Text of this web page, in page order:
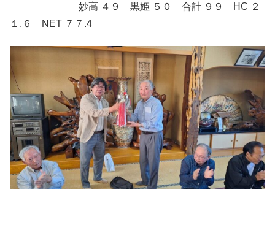
妙高 ４９ 黒姫 ５０ 合計 ９９ HC ２
１.６ NET ７７.4